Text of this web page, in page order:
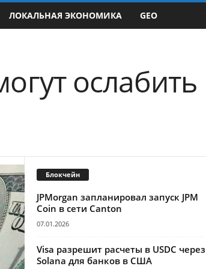
ЛОКАЛЬНАЯ ЭКОНОМИКА GEO
ослабить
Блокчейн
JPMorgan запланировал запуск JPM
Coin в сети Canton
07.01.2026
Visa разрешит расчеты в USDC через
Solana для банков в США